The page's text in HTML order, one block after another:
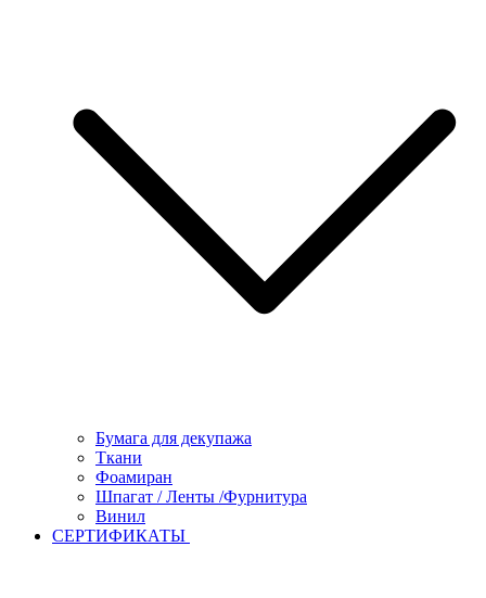
Бумага для декупажа
Ткани
Фоамиран
Шпагат / Ленты /Фурнитура
Винил
СЕРТИФИКАТЫ